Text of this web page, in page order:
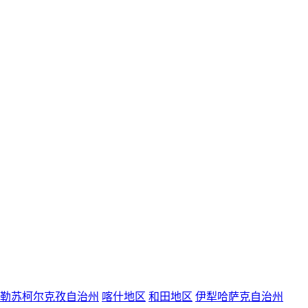
苏柯尔克孜自治州 喀什地区 和田地区 伊犁哈萨克自治州